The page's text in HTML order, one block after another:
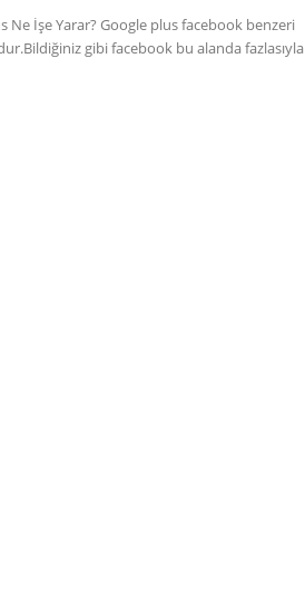
Ne İşe Yarar? Google plus facebook benzeri
gibi facebook bu alanda fazlasıyla